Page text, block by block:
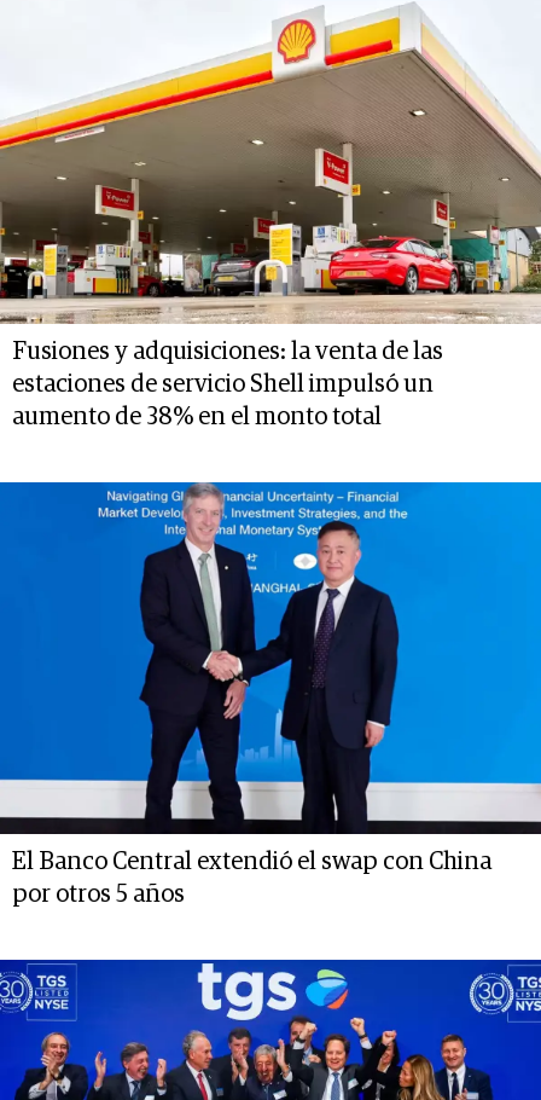
Fusiones y adquisiciones: la venta de las
estaciones de servicio Shell impulsó un
aumento de 38% en el monto total
El Banco Central extendió el swap con China
por otros 5 años